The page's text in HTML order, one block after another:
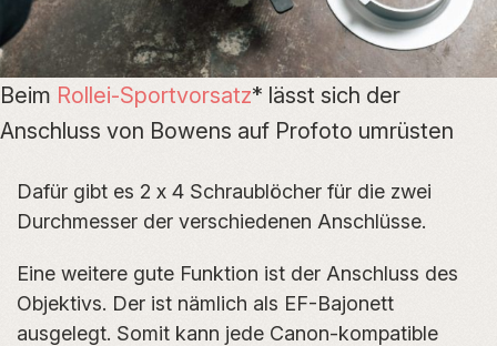
Beim Rollei-Sportvorsatz* lässt sich der
Anschluss von Bowens auf Profoto umrüsten
Dafür gibt es 2 x 4 Schraublöcher für die zwei
Durchmesser der verschiedenen Anschlüsse.
Eine weitere gute Funktion ist der Anschluss des
Objektivs. Der ist nämlich als EF-Bajonett
ausgelegt. Somit kann jede Canon-kompatible